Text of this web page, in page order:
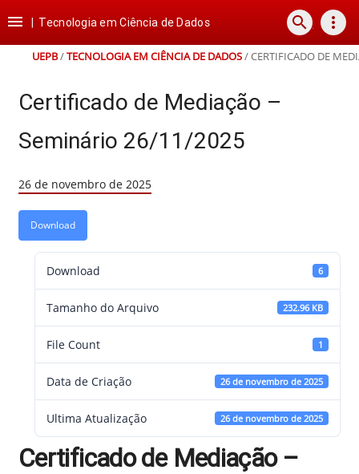
para
conteúdo
para
para
para
rodapé
 Tecnologia em Ciência de Dados search more_vert
UEPB/TECNOLOGIA EM CIÊNCIA DE DADOS/CERTIFICADO DE
Certificado de Mediação –
Seminário 26/11/2025
26 de novembro de 2025
Download
Download 6
Tamanho do Arquivo 232.96 KB
File Count 1
Data de Criação 26 de novembro de 2025
Ultima Atualização 26 de novembro de 2025
Certificado de Mediação –